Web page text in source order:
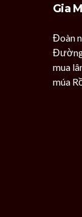
Gia
Đoàn
Đường
mua
múa